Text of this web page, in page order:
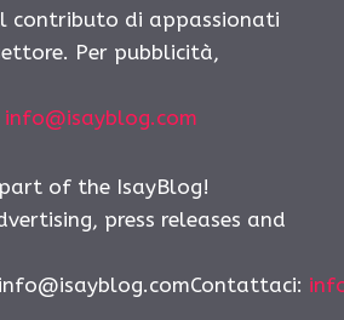
contributo di appassionati
Per pubblicità,
info@isayblog.com
of the IsayBlog!
press releases and